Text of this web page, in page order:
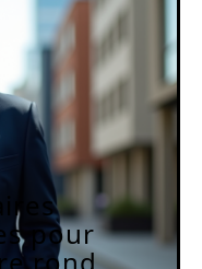
pour